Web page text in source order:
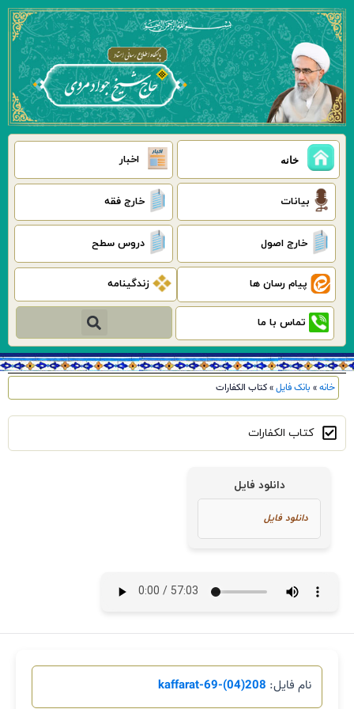
پرش
محتوا
خانه اخبار
بیانات خارج فقه
خارج اصول دروس سطح
پیام رسان ها زندگینامه
تماس با ما جستجو
خانه» بانک فایل»کتاب الکفارات
کتاب الکفارات
دانلود فایل
نام فایل: 208(04)-kaffarat-69